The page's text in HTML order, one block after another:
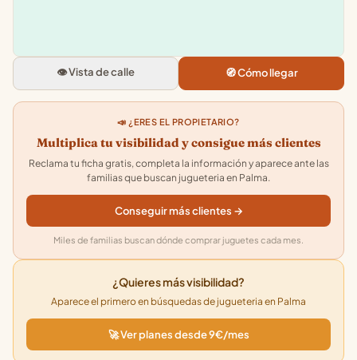
Carrer Jacint Verdaguer, 9,
Palma, Illes Balears
5.0 · 48
👁️ Vista de calle 🧭 Cómo llegar
📣 ¿ERES EL PROPIETARIO?
Multiplica tu visibilidad y consigue más clientes
Reclama tu ficha gratis, completa la información y aparece ante las
familias que buscan jugueteria en Palma.
Conseguir más clientes →
Miles de familias buscan dónde comprar juguetes cada mes.
¿Quieres más visibilidad?
Aparece el primero en búsquedas de jugueteria en Palma
🚀 Ver planes desde 9€/mes